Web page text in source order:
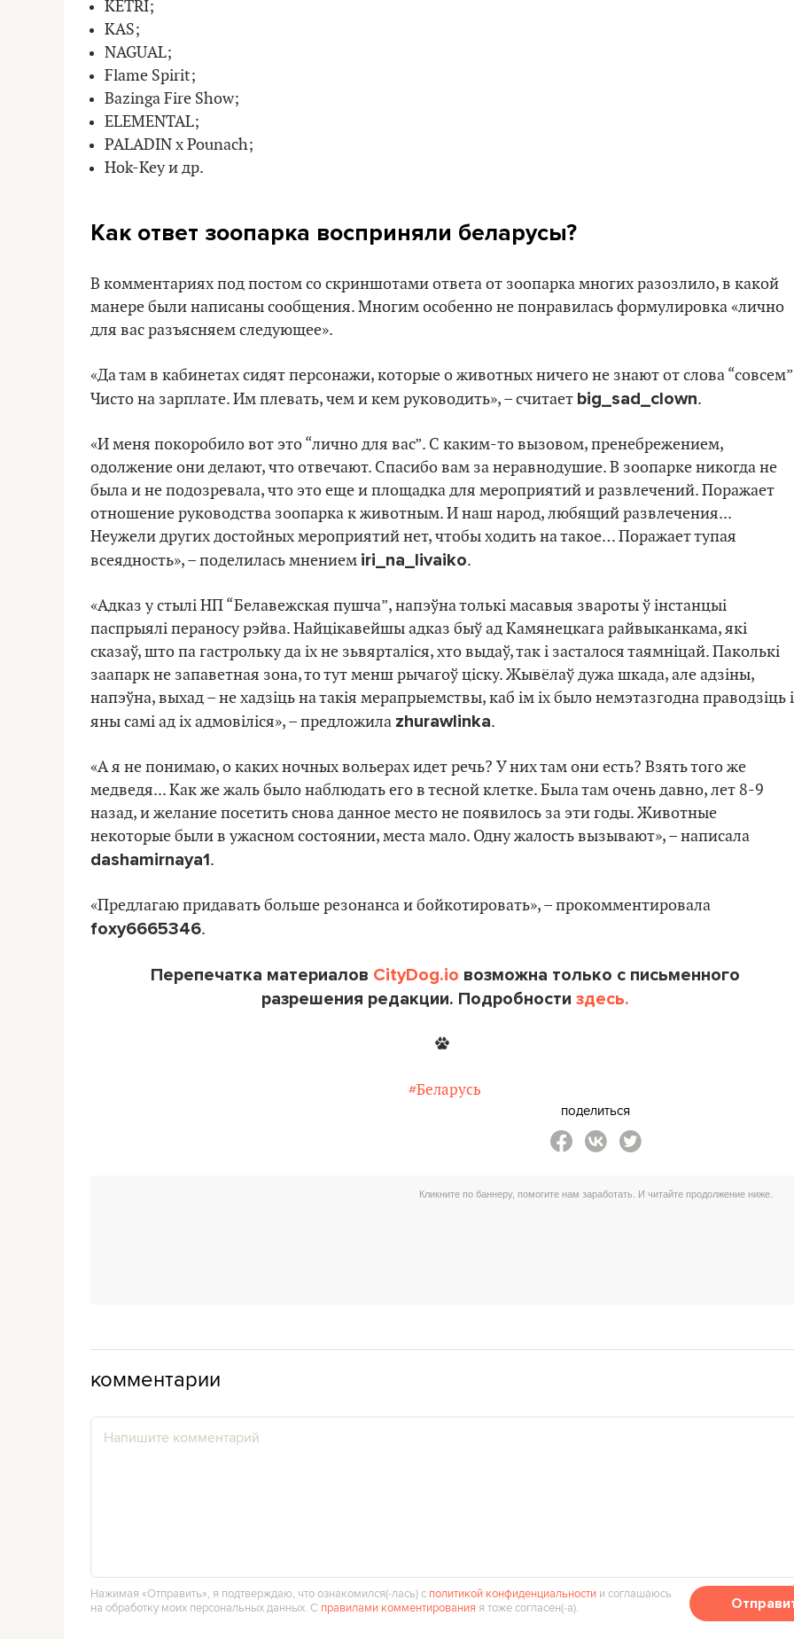
KETRI;
KAS;
NAGUAL;
Flame Spirit;
Bazinga Fire Show;
ELEMENTAL;
PALADIN x Pounach;
Hok-Key и др.
Как ответ зоопарка восприняли беларусы?
В комментариях под постом со скриншотами ответа от зоопарка многих разозлило, в какой
манере были написаны сообщения. Многим особенно не понравилась формулировка «лично
для вас разъясняем следующее».
«Да там в кабинетах сидят персонажи, которые о животных ничего не знают от слова “совсем”
Чисто на зарплате. Им плевать, чем и кем руководить», – считает big_sad_clown.
«И меня покоробило вот это “лично для вас”. С каким-то вызовом, пренебрежением,
одолжение они делают, что отвечают. Спасибо вам за неравнодушие. В зоопарке никогда не
была и не подозревала, что это еще и площадка для мероприятий и развлечений. Поражает
отношение руководства зоопарка к животным. И наш народ, любящий развлечения...
Неужели других достойных мероприятий нет, чтобы ходить на такое… Поражает тупая
всеядность», – поделилась мнением iri_na_livaiko.
«Адказ у стылі НП “Белавежская пушча”, напэўна толькі масавыя звароты ў інстанцыі
паспрыялі пераносу рэйва. Найцікавейшы адказ быў ад Камянецкага райвыканкама, які
сказаў, што па гастрольку да іх не зьвярталіся, хто выдаў, так і засталося таямніцай. Паколькі
заапарк не запаветная зона, то тут менш рычагоў ціску. Жывёлаў дужа шкада, але адзіны,
напэўна, выхад – не хадзіць на такія мерапрыемствы, каб ім іх было немэтазгодна праводзіць і
яны самі ад іх адмовіліся», – предложила zhurawlinka.
«А я не понимаю, о каких ночных вольерах идет речь? У них там они есть? Взять того же
медведя... Как же жаль было наблюдать его в тесной клетке. Была там очень давно, лет 8-9
назад, и желание посетить снова данное место не появилось за эти годы. Животные
некоторые были в ужасном состоянии, места мало. Одну жалость вызывают», – написала
dashamirnaya1.
«Предлагаю придавать больше резонанса и бойкотировать», – прокомментировала
foxy6665346.
Перепечатка материалов CityDog.io возможна только с письменного
разрешения редакции. Подробности здесь.
#Беларусь
поделиться
комментарии
Нажимая «Отправить», я подтверждаю, что ознакомился(‑лась) с политикой конфиденциальности и соглашаюсь
на обработку моих персональных данных. С правилами комментирования я тоже согласен(‑а).